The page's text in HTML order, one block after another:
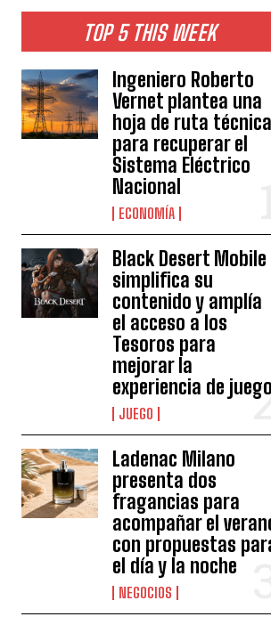
TOP 5 THIS WEEK
Ingeniero Roberto
Vernet plantea una
hoja de ruta técnica
para recuperar el
Sistema Eléctrico
Nacional
ECONOMÍA
Black Desert Mobile
simplifica su
contenido y amplía
el acceso a los
Tesoros para
mejorar la
experiencia de juego
JUEGO
Ladenac Milano
presenta dos
fragancias para
acompañar el
con propuestas
el día y la noche
NEGOCIOS